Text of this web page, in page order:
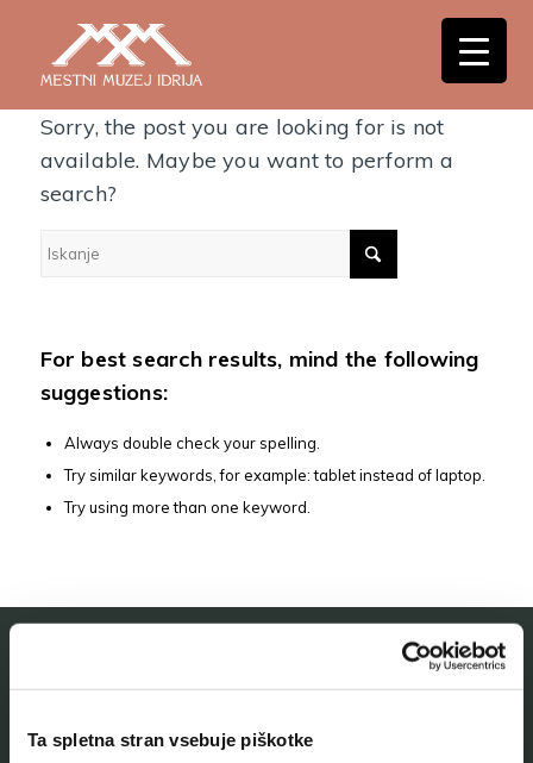
Ta spletna stran vsebuje piškotke
Nothing Found
Sorry, the post you are looking for is not
available. Maybe you want to perform a
search?
For best search results, mind the following
suggestions:
Always double check your spelling.
Try similar keywords, for example: tablet instead of laptop.
Try using more than one keyword.
O muzeju